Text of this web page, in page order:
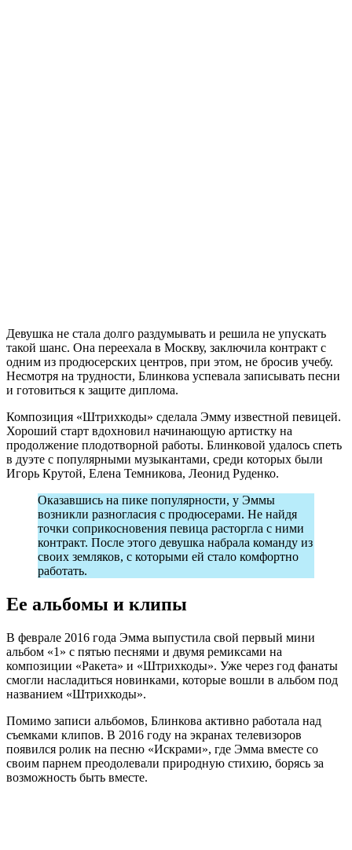
Девушка не стала долго раздумывать и решила не упускать
такой шанс. Она переехала в Москву, заключила контракт с
одним из продюсерских центров, при этом, не бросив учебу.
Несмотря на трудности, Блинкова успевала записывать песни
и готовиться к защите диплома.
Композиция «Штрихкоды» сделала Эмму известной певицей.
Хороший старт вдохновил начинающую артистку на
продолжение плодотворной работы. Блинковой удалось спеть
в дуэте с популярными музыкантами, среди которых были
Игорь Крутой, Елена Темникова, Леонид Руденко.
Оказавшись на пике популярности, у Эммы
возникли разногласия с продюсерами. Не найдя
точки соприкосновения певица расторгла с ними
контракт. После этого девушка набрала команду из
своих земляков, с которыми ей стало комфортно
работать.
Ее альбомы и клипы
В феврале 2016 года Эмма выпустила свой первый мини
альбом «1» с пятью песнями и двумя ремиксами на
композиции «Ракета» и «Штрихкоды». Уже через год фанаты
смогли насладиться новинками, которые вошли в альбом под
названием «Штрихкоды».
Помимо записи альбомов, Блинкова активно работала над
съемками клипов. В 2016 году на экранах телевизоров
появился ролик на песню «Искрами», где Эмма вместе со
своим парнем преодолевали природную стихию, борясь за
возможность быть вместе.